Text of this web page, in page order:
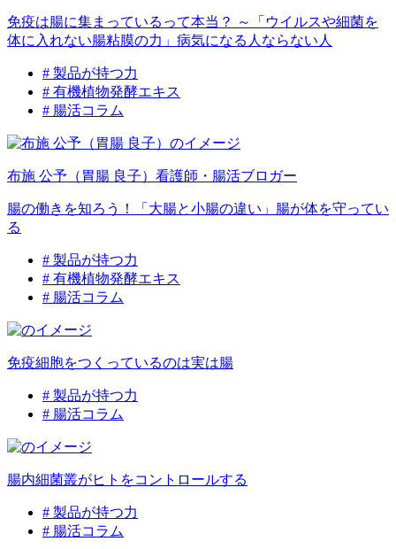
免疫は腸に集まっているって本当？ ～「ウイルスや細菌を
体に入れない腸粘膜の力」病気になる人ならない人
# 製品が持つ力
# 有機植物発酵エキス
# 腸活コラム
布施 公予（胃腸 良子） 看護師・腸活ブロガー
腸の働きを知ろう！「大腸と小腸の違い」腸が体を守ってい
る
# 製品が持つ力
# 有機植物発酵エキス
# 腸活コラム
免疫細胞をつくっているのは実は腸
# 製品が持つ力
# 腸活コラム
腸内細菌叢がヒトをコントロールする
# 製品が持つ力
# 腸活コラム